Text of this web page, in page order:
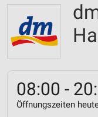
08:00 -
Öffnungszeiten